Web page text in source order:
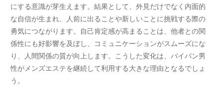
にする意識が芽生えます。結果として、外見だけでなく内面的
な自信が生まれ、人前に出ることや新しいことに挑戦する際の
勇気につながります。自己肯定感が高まることは、他者との関
係性にも好影響を及ぼし、コミュニケーションがスムーズにな
り、人間関係の質が向上します。こうした変化は、パイパン男
性がメンズエステを継続して利用する大きな理由となるでしょ
う。